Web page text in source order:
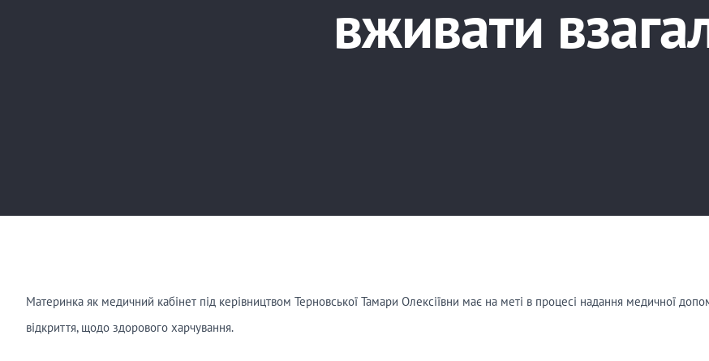
вживати
Материнка як медичний кабінет під керівництвом Терновської Тамари Олексіївни має на меті в процесі надання медичної
відкриття, щодо здорового харчування.